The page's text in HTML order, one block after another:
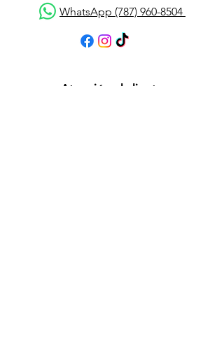
WhatsApp (787) 960-8504
Atención al cliente